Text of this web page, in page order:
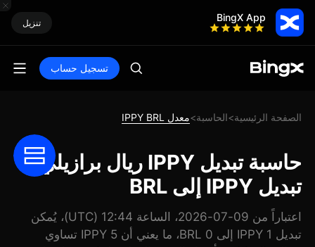
BingX App تنزيل
تسجيل حساب
الصفحة الرئيسية>الحاسبة>معدل IPPY BRL
حاسبة تبديل IPPY ريال برازيلي:
تبديل IPPY إلى BRL
اعتباراً من 09-07-2026، الساعة 12:44 (UTC)، يُمكن
تبديل 1 IPPY إلى 0 BRL، ما يعني أن 5 IPPY تساوي